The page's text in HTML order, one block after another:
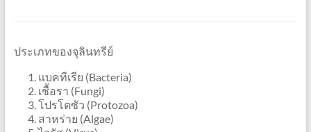
ประเภทของจุลินทรีย์
แบคทีเรีย (Bacteria)
เชื้อรา (Fungi)
โปรโตซัว (Protozoa)
สาหร่าย (Algae)